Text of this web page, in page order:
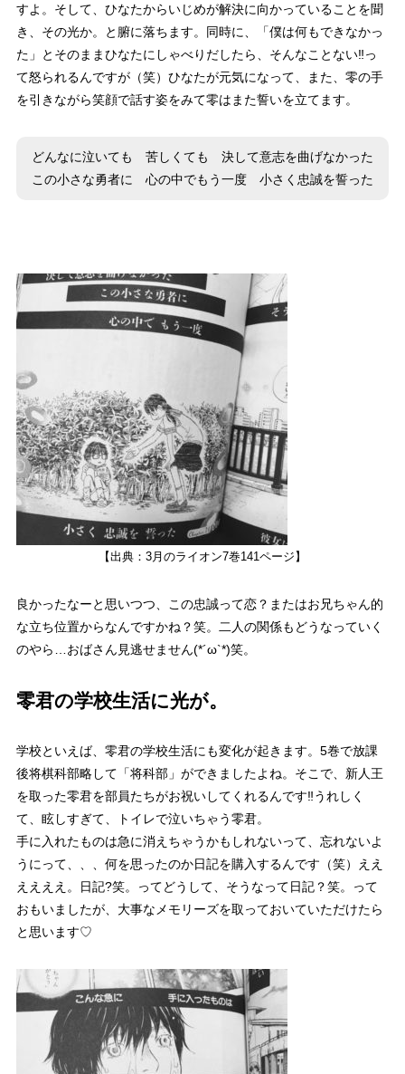
すよ。そして、ひなたからいじめが解決に向かっていることを聞
き、その光か。と腑に落ちます。同時に、
「僕は何もできなかっ
た」
とそのままひなたにしゃべりだしたら、そんなことない‼っ
て怒られるんですが（笑）ひなたが元気になって、また、零の手
を引きながら笑顔で話す姿をみて零はまた誓いを立てます。
どんなに泣いても 苦しくても 決して意志を曲げなかった
この小さな勇者に 心の中でもう一度 小さく忠誠を誓った
【出典：3月のライオン7巻141ページ】
良かったなーと思いつつ、この忠誠って恋？またはお兄ちゃん的
な立ち位置からなんですかね？笑。二人の関係もどうなっていく
のやら… おばさん見逃せません(*´ω`*)笑。
零君の学校生活に光が。
学校といえば、零君の学校生活にも変化が起きます。5巻で放課
後将棋科部略して「将科部」ができましたよね。そこで、新人王
を取った零君を部員たちがお祝いしてくれるんです‼うれしく
て、眩しすぎて、
トイレで泣いちゃう零君。
手に入れたものは急に消えちゃうかもしれないって、忘れないよ
うにって、、、何を思ったのか日記を購入するんです（笑）
ええ
ええええ。日記?笑。
ってどうして、そうなって日記？笑。って
おもいましたが、大事なメモリーズを取っておいていただけたら
と思います♡